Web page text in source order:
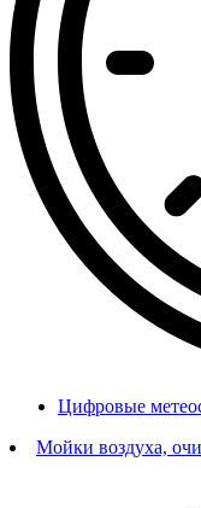
Цифровые
Мойки воздуха,